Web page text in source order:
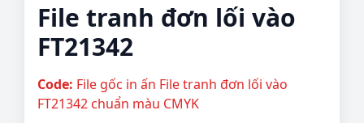
File tranh đơn lối vào
FT21342
Code: File gốc in ấn File tranh đơn lối vào
FT21342 chuẩn màu CMYK